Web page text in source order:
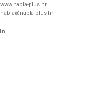
www.nabla-plus.hr
nabla@nabla-plus.hr